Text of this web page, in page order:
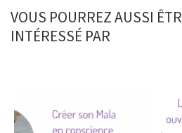
VOUS POURREZ AUSSI
INTÉRESSÉ PAR